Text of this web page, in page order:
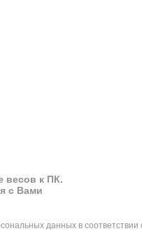
весов к ПК.
с Вами
данных в